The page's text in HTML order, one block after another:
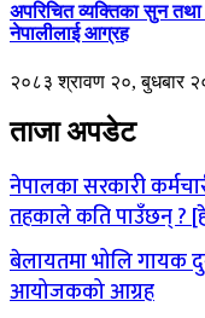
अपरिचित व्यक्तिका सुन
नेपालीलाई आग्रह
२०८३ श्रावण २०, बुधबार
ताजा अपडेट
नेपालका सरकारी
तहकाले कति पाउँछन् ?
बेलायतमा भोलि गायक
आयोजकको आग्रह